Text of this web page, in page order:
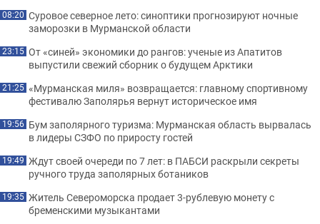
08:20 Суровое северное лето: синоптики прогнозируют ночные
заморозки в Мурманской области
23:15 От «синей» экономики до рангов: ученые из Апатитов
выпустили свежий сборник о будущем Арктики
21:25 «Мурманская миля» возвращается: главному спортивному
фестивалю Заполярья вернут историческое имя
19:56 Бум заполярного туризма: Мурманская область вырвалась
в лидеры СЗФО по приросту гостей
19:49 Ждут своей очереди по 7 лет: в ПАБСИ раскрыли секреты
ручного труда заполярных ботаников
19:35 Житель Североморска продает 3-рублевую монету с
бременскими музыкантами